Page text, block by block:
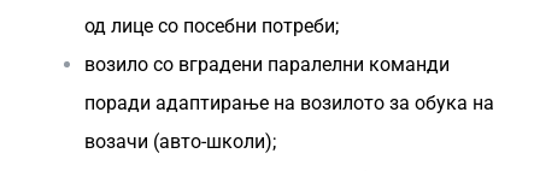
од лице со посебни потреби;
возило со вградени паралелни команди
поради адаптирање на возилото за обука на
возачи (авто-школи);